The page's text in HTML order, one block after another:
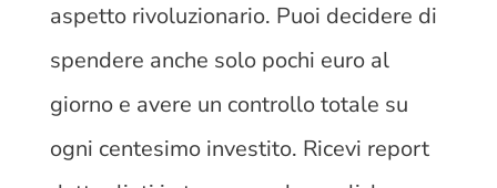
aspetto rivoluzionario. Puoi decidere di
spendere anche solo pochi euro al
giorno e avere un controllo totale su
ogni centesimo investito. Ricevi report